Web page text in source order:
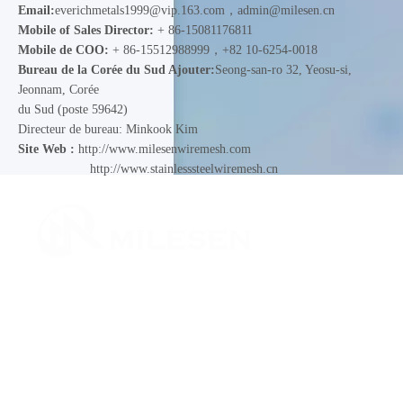
Email:everichmetals1999@vip.163.com ， admin@milesen.cn
Mobile of Sales Director: + 86-15081176811
Mobile de COO: + 86-15512988999，+82 10-6254-0018
Bureau de la Corée du Sud Ajouter:Seong-san-ro 32, Yeosu-si,
Jeonnam, Corée
du Sud (poste 59642)
Directeur de bureau: Minkook Kim
Site Web : http://www.milesenwiremesh.com
http://www.stainlesssteelwiremesh.cn